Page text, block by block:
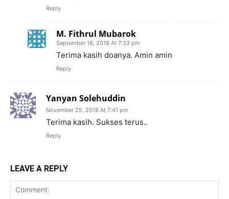
Reply
M. Fithrul Mubarok
September 18, 2018 At 7:33 pm
Terima kasih doanya. Amin amin
Reply
Yanyan Solehuddin
November 25, 2018 At 7:41 pm
Terima kasih. Sukses terus..
Reply
LEAVE A REPLY